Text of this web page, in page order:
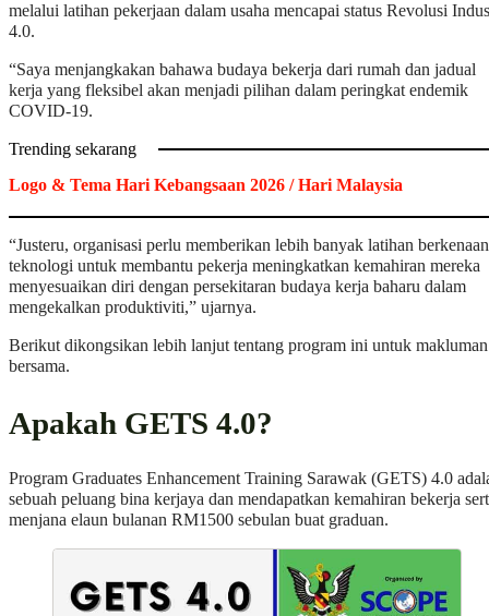
melalui latihan pekerjaan dalam usaha mencapai status Revolusi
4.0.
“Saya menjangkakan bahawa budaya bekerja dari rumah dan jadual
kerja yang fleksibel akan menjadi pilihan dalam peringkat endemik
COVID-19.
Trending sekarang
Logo & Tema Hari Kebangsaan 2026 / Hari Malaysia
“Justeru, organisasi perlu memberikan lebih banyak latihan berkenaan
teknologi untuk membantu pekerja meningkatkan kemahiran mereka
menyesuaikan diri dengan persekitaran budaya kerja baharu dalam
mengekalkan produktiviti,” ujarnya.
Berikut dikongsikan lebih lanjut tentang program ini untuk makluman
bersama.
Apakah GETS 4.0?
Program Graduates Enhancement Training Sarawak (GETS) 4.0
sebuah peluang bina kerjaya dan mendapatkan kemahiran bekerja
menjana elaun bulanan RM1500 sebulan buat graduan.